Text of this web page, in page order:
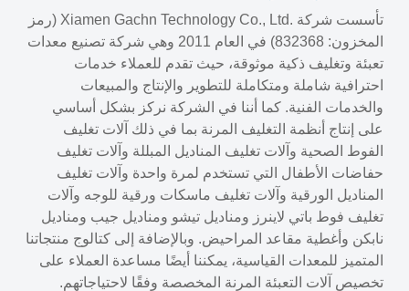
تأسست شركة Xiamen Gachn Technology Co., Ltd. (رمز
المخزون: 832368) في العام 2011 وهي شركة تصنيع معدات
تعبئة وتغليف ذكية موثوقة، حيث تقدم للعملاء خدمات
احترافية شاملة ومتكاملة للتطوير والإنتاج والمبيعات
والخدمات الفنية. كما أننا في الشركة نركز بشكل أساسي
على إنتاج أنظمة التغليف المرنة بما في ذلك آلات تغليف
الفوط الصحية وآلات تغليف المناديل المبللة وآلات تغليف
حفاضات الأطفال التي تستخدم لمرة واحدة وآلات تغليف
المناديل الورقية وآلات تغليف ماسكات ورقية للوجه وآلات
تغليف فوط باتي لاينرز ومناديل تيشو ومناديل جيب ومناديل
نابكن وأغطية مقاعد المراحيض. وبالإضافة إلى كتالوج منتجاتنا
المتميز للمعدات القياسية، يمكننا أيضًا مساعدة العملاء على
تخصيص آلات التعبئة المرنة المخصصة وفقًا لاحتياجاتهم.